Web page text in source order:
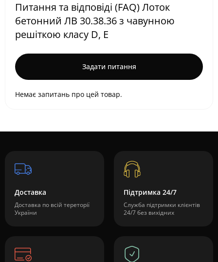
Питання та відповіді (FAQ) Лоток
бетонний ЛВ 30.38.36 з чавунною
решіткою класу D, E
Задати питання
Немає запитань про цей товар.
Доставка
Доставка по всій тереторії
України
Підтримка 24/7
Служба підтримки клієнтів
24/7 без вихідних